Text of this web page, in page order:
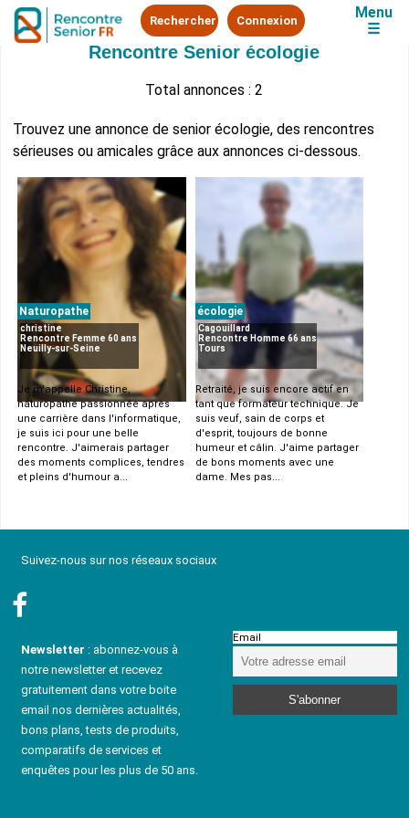
Rechercher Connexion
Menu
☰
Rencontre Senior écologie
Total annonces : 2
Trouvez une annonce de senior écologie, des rencontres
sérieuses ou amicales grâce aux annonces ci-dessous.
Naturopathe
christine
Rencontre Femme 60 ans
Neuilly-sur-Seine
Je m'appelle Christine,
naturopathe passionnée après
une carrière dans l'informatique,
je suis ici pour une belle
rencontre. J'aimerais partager
des moments complices, tendres
et pleins d'humour a...
écologie
Cagouillard
Rencontre Homme 66 ans
Tours
Retraité, je suis encore actif en
tant que formateur technique. Je
suis veuf, sain de corps et
d'esprit, toujours de bonne
humeur et câlin. J'aime partager
de bons moments avec une
dame. Mes pas...
Suivez-nous sur nos réseaux sociaux
Newsletter : abonnez-vous à
notre newsletter et recevez
gratuitement dans votre boite
email nos dernières actualités,
bons plans, tests de produits,
comparatifs de services et
enquêtes pour les plus de 50 ans.
Email